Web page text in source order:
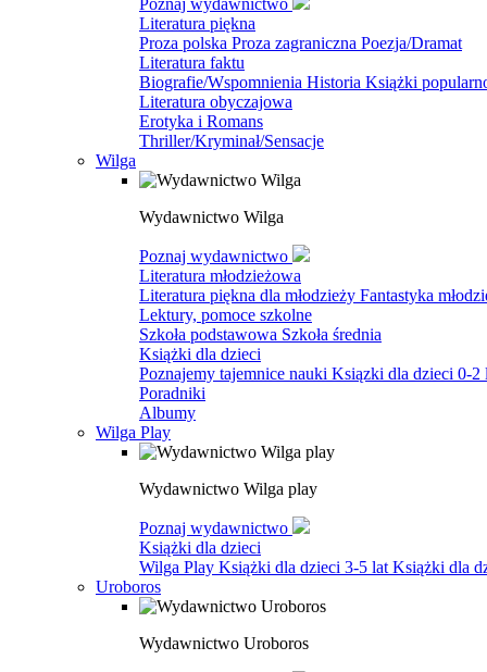
Poznaj wydawnictwo
Literatura piękna
Proza polska Proza zagraniczna Poezja/Dramat
Literatura faktu
Biografie/Wspomnienia Historia Książki
Literatura obyczajowa
Erotyka i Romans
Thriller/Kryminał/Sensacje
Wilga
Wydawnictwo Wilga
Poznaj wydawnictwo
Literatura młodzieżowa
Literatura piękna dla młodzieży Fantastyka
Lektury, pomoce szkolne
Szkoła podstawowa Szkoła średnia
Książki dla dzieci
Poznajemy tajemnice nauki Ksiązki dla dzieci 0-2
Poradniki
Albumy
Wilga Play
Wydawnictwo Wilga play
Poznaj wydawnictwo
Książki dla dzieci
Wilga Play Książki dla dzieci 3-5 lat Książki dla
Uroboros
Wydawnictwo Uroboros